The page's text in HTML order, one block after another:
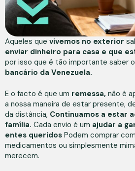
Aqueles que vivemos no exterior
enviar dinheiro para casa e que
por isso que é tão importante saber
bancário da Venezuela.
E o facto é que um remessa, não é
a nossa maneira de estar presente,
da distância, Continuamos a estar
família. Cada envio é um ajudar a
entes queridos Podem comprar
medicamentos ou simplesmente
merecem.